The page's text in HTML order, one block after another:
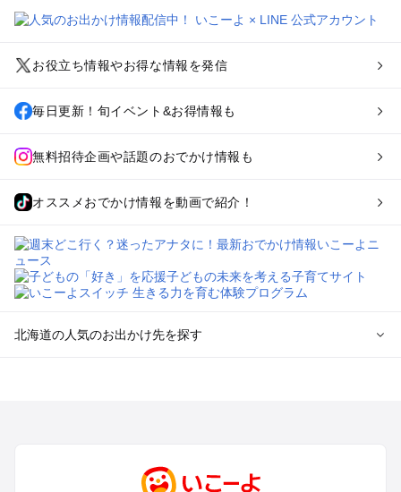
お役立ち情報やお得な情報を発信
毎日更新！旬イベント&お得情報も
無料招待企画や話題のおでかけ情報も
オススメおでかけ情報を動画で紹介！
北海道の人気のお出かけ先を探す
函館・湯の川温泉・大沼・松前のプールお出かけ